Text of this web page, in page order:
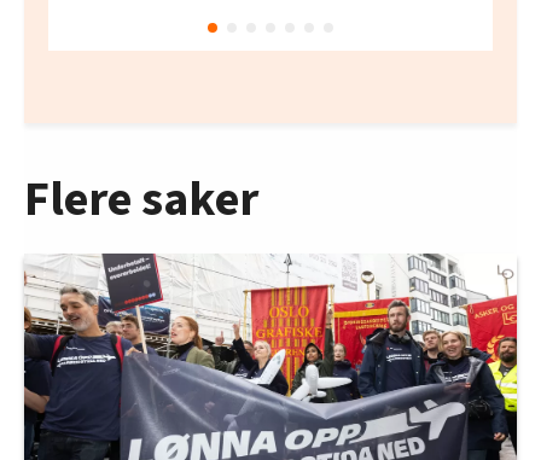
Flere saker